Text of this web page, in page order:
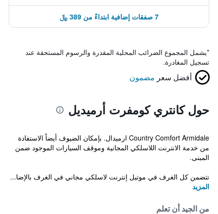
7 صفقات إضافية ابتداءً من 389 ﷼
*يشمل المجموع الضرائب المحلية المقدرة والرسوم المستحقة عند
تسجيل المغادرة.
أفضل سعر مضمون
حول كانتري كومفرت أرميديل
Country Comfort Armidale ارميدال. بإمكان الضيوف أيضاً الاستفادة
من خدمة الانترنت اللاسلكي المجانية وموقف السيارات الموجود ضمن
المبنى.
تتضمن كل الغرف في موتيل إنترنت لاسلكي مجاني في الغرف بالإضا...
المزيد
من الجيد أن تعلم